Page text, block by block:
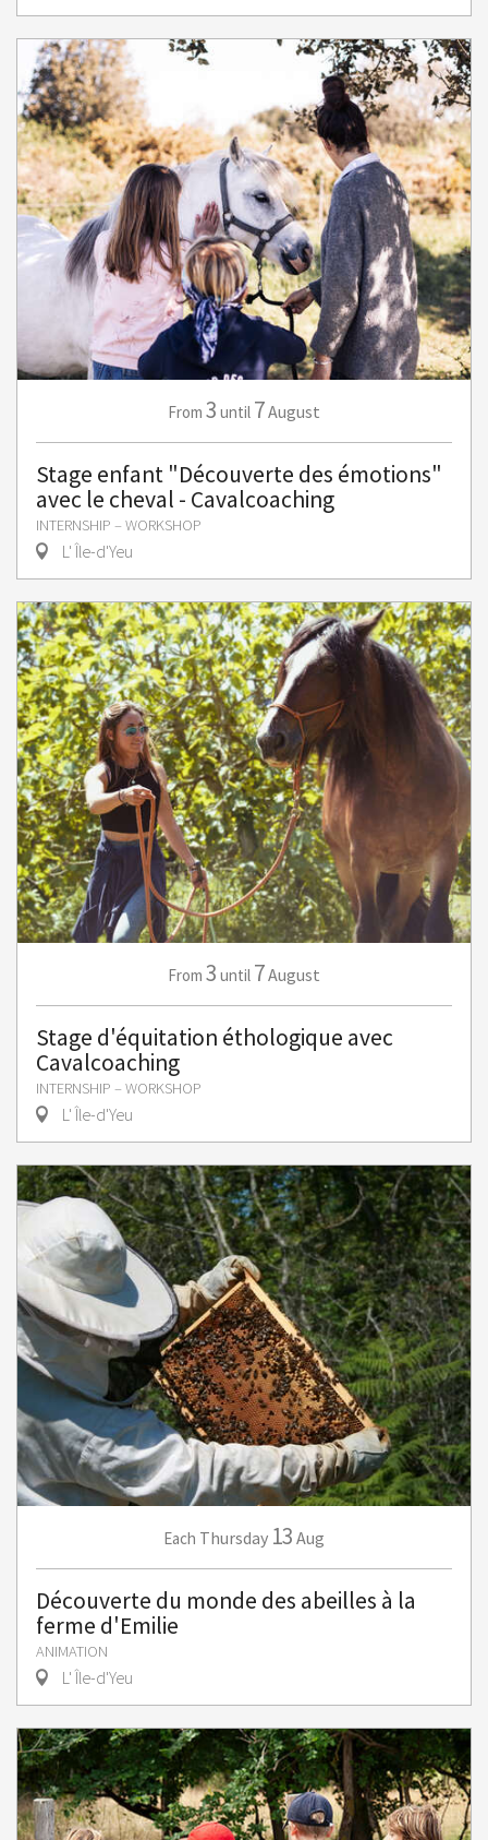
From 3 until 7August
Stage enfant "Découverte des émotions"
avec le cheval - Cavalcoaching
INTERNSHIP – WORKSHOP
L' Île-d'Yeu
From 3 until 7August
Stage d'équitation éthologique avec
Cavalcoaching
INTERNSHIP – WORKSHOP
L' Île-d'Yeu
Each Thursday 13 Aug
Découverte du monde des abeilles à la
ferme d'Emilie
ANIMATION
L' Île-d'Yeu